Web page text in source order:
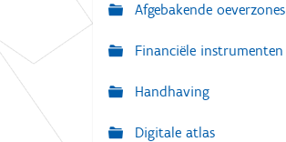
Afgebakende oeverzones
Financiële instrumenten
Handhaving
Digitale atlas